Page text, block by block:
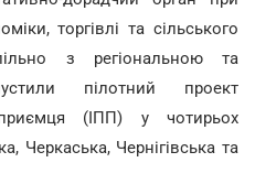
торгівлі та сільського
з регіональною та
пілотний проект
(ІПП) у чотирьох
Черкаська, Чернігівська та